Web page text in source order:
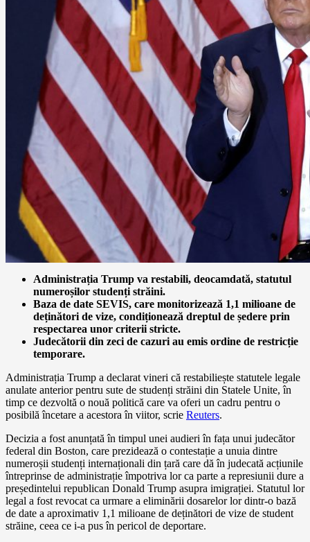
Administrația Trump va restabili, deocamdată, statutul
numeroșilor studenți străini.
Baza de date SEVIS, care monitorizează 1,1 milioane de
deținători de vize, condiționează dreptul de ședere prin
respectarea unor criterii stricte.
Judecătorii din zeci de cazuri au emis ordine de restricție
temporare.
Administrația Trump a declarat vineri că restabiliește statutele legale
anulate anterior pentru sute de studenți străini din Statele Unite, în
timp ce dezvoltă o nouă politică care va oferi un cadru pentru o
posibilă încetare a acestora în viitor, scrie Reuters.
Decizia a fost anunțată în timpul unei audieri în fața unui judecător
federal din Boston, care prezidează o contestație a unuia dintre
numeroșii studenți internaționali din țară care dă în judecată acțiunile
întreprinse de administrație împotriva lor ca parte a represiunii dure a
președintelui republican Donald Trump asupra imigrației. Statutul lor
legal a fost revocat ca urmare a eliminării dosarelor lor dintr-o bază
de date a aproximativ 1,1 milioane de deținători de vize de student
străine, ceea ce i-a pus în pericol de deportare.